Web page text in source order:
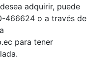
adquirir, puede
466624 o a través de
para tener